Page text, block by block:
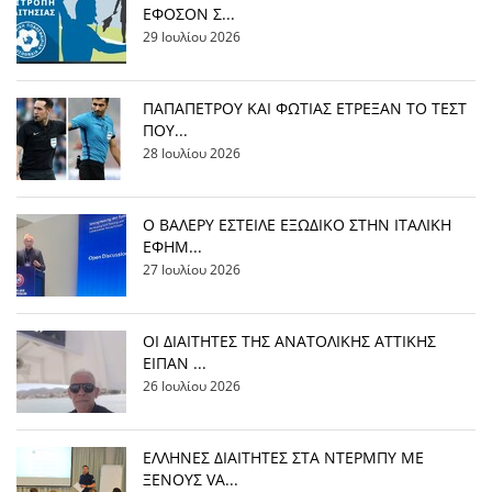
ΕΦΟΣΟΝ Σ...
29 Ιουλίου 2026
ΠΑΠΑΠΕΤΡΟΥ ΚΑΙ ΦΩΤΙΑΣ ΕΤΡΕΞΑΝ ΤΟ ΤΕΣΤ
ΠΟΥ...
28 Ιουλίου 2026
Ο ΒΑΛΕΡΥ ΕΣΤΕΙΛΕ ΕΞΩΔΙΚΟ ΣΤΗΝ ΙΤΑΛΙΚΗ
ΕΦΗΜ...
27 Ιουλίου 2026
ΟΙ ΔΙΑΙΤΗΤΕΣ ΤΗΣ ΑΝΑΤΟΛΙΚΗΣ ΑΤΤΙΚΗΣ
ΕΙΠΑΝ ...
26 Ιουλίου 2026
EΛΛΗΝΕΣ ΔΙΑΙΤΗΤΕΣ ΣΤΑ ΝΤΕΡΜΠΥ ΜΕ
ΞΕΝΟΥΣ VA...